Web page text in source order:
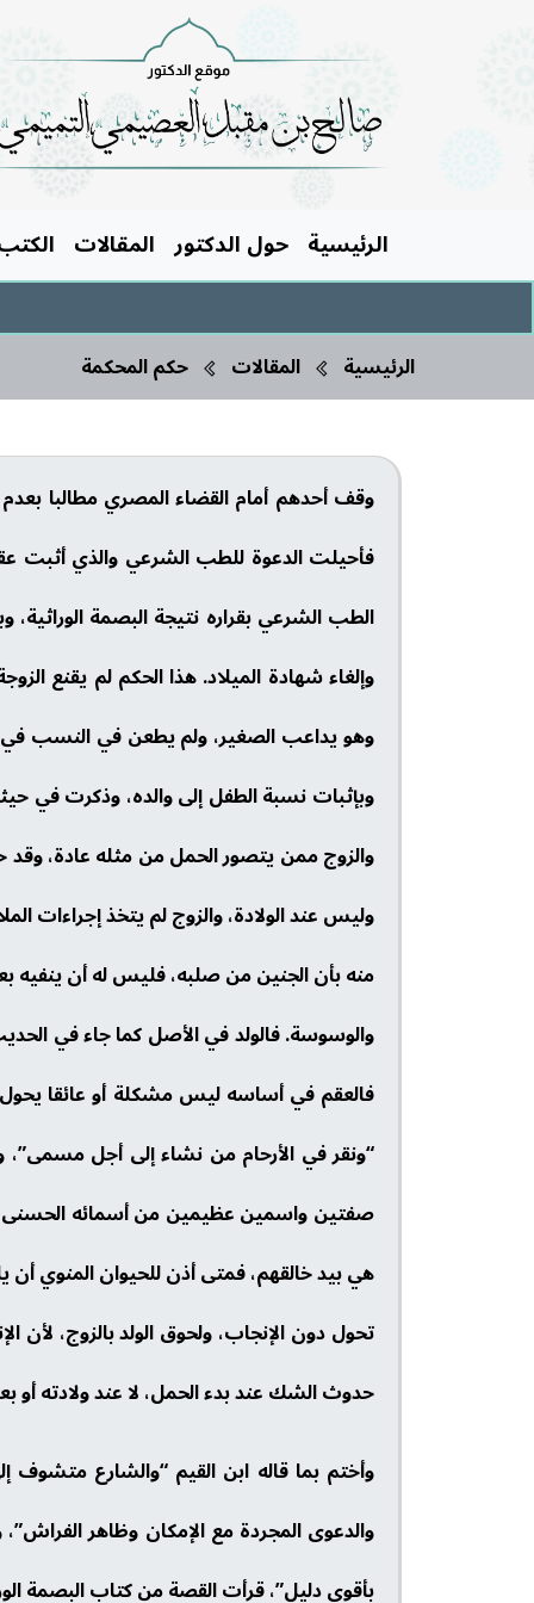
الرئيسية حول الدكتور المقالات
الرئيسية المقالات حكم المحكمة
وقف أحدهم أمام القضاء المصري مطالبا
فأحيلت الدعوة للطب الشرعي والذي أثبت
الطب الشرعي بقراره نتيجة البصمة الوراثية،
وإلغاء شهادة الميلاد. هذا الحكم لم يقنع
وهو يداعب الصغير، ولم يطعن في النسب في
وبإثبات نسبة الطفل إلى والده، وذكرت في
والزوج ممن يتصور الحمل من مثله عادة، وقد
وليس عند الولادة، والزوج لم يتخذ إجراءات
منه بأن الجنين من صلبه، فليس له أن ينفيه
والوسوسة. فالولد في الأصل كما جاء في
فالعقم في أساسه ليس مشكلة أو عائقا يحول
“ونقر في الأرحام من نشاء إلى أجل مسمى”،
صفتين واسمين عظيمين من أسمائه الحسنى
هي بيد خالقهم، فمتى أذن للحيوان المنوي أن
تحول دون الإنجاب، ولحوق الولد بالزوج،
حدوث الشك عند بدء الحمل، لا عند ولادته أو
وأختم بما قاله ابن القيم “والشارع متشوف
والدعوى المجردة مع الإمكان وظاهر
بأقوى دليل”، قرأت القصة من كتاب البصمة